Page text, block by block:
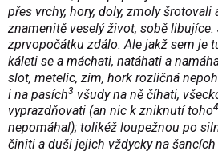
přes vrchy, hory, doly, zmoly šrotovali
znamenitě veselý život, sobě
zprvopočátku zdálo. Ale jakž sem je
káleti se a máchati, natáhati a
slot, metelic, zim, hork rozličná
i na pasích3 všudy na ně číhati,
vyprazdňovati (an nic k zniknutí toho4
nepomáhal); tolikéž loupežnou po
činiti a duši jejich vždycky na